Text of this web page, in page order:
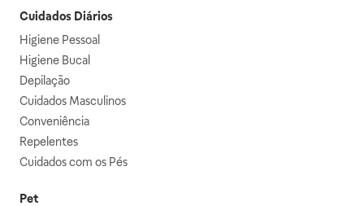
Cuidados Diários
Higiene Pessoal
Higiene Bucal
Depilação
Cuidados Masculinos
Conveniência
Repelentes
Cuidados com os Pés
Pet